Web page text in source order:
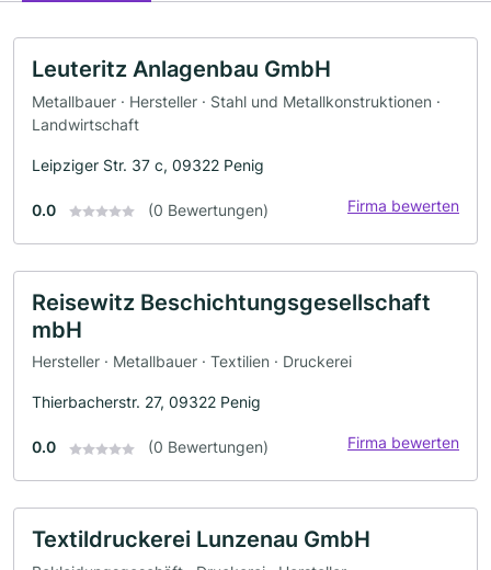
Leuteritz Anlagenbau GmbH
Metallbauer · Hersteller · Stahl und Metallkonstruktionen ·
Landwirtschaft
Leipziger Str. 37 c, 09322 Penig
0.0 (0 Bewertungen) Firma bewerten
Reisewitz Beschichtungsgesellschaft
mbH
Hersteller · Metallbauer · Textilien · Druckerei
Thierbacherstr. 27, 09322 Penig
0.0 (0 Bewertungen) Firma bewerten
Textildruckerei Lunzenau GmbH